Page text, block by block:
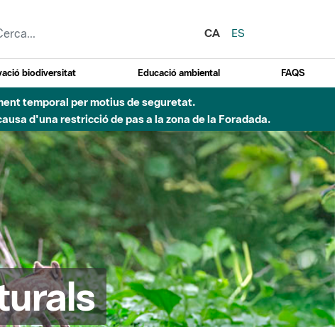
CA
ES
biodiversitat Educació ambiental FAQS
temporal per motius de seguretat.
d'una restricció de pas a la zona de la Foradada.